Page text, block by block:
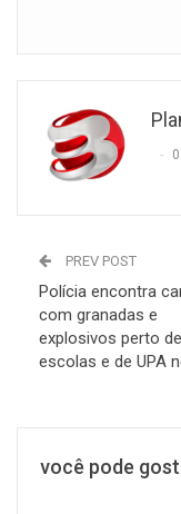
PREV POST
Polícia encontra
com granadas e
explosivos perto de
escolas e de UPA
você pode